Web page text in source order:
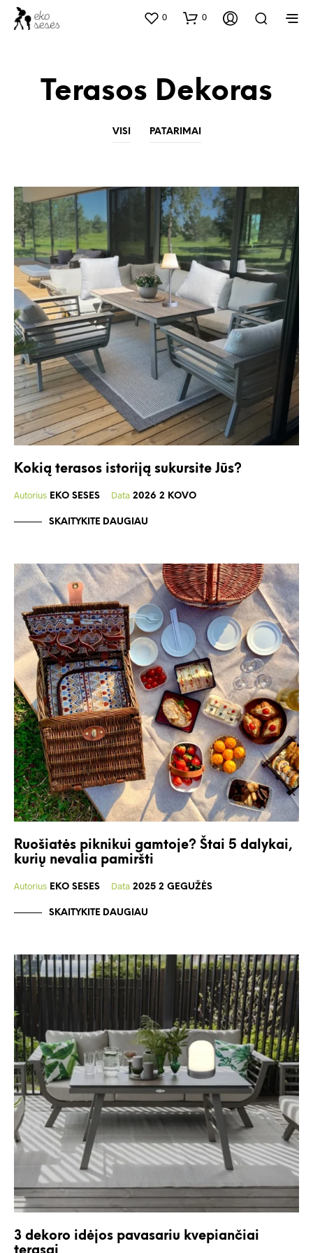
0 0
Terasos Dekoras
VISI PATARIMAI
Kokią terasos istoriją sukursite Jūs?
Autorius EKO SESES Data 2026 2 KOVO
SKAITYKITE DAUGIAU
Ruošiatės piknikui gamtoje? Štai 5 dalykai,
kurių nevalia pamiršti
Autorius EKO SESES Data 2025 2 GEGUŽĖS
SKAITYKITE DAUGIAU
3 dekoro idėjos pavasariu kvepiančiai